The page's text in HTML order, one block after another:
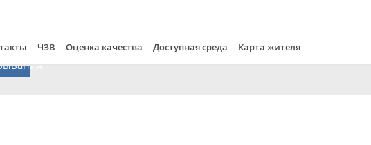
ЧЗВ Оценка качества Доступная среда Карта жителя